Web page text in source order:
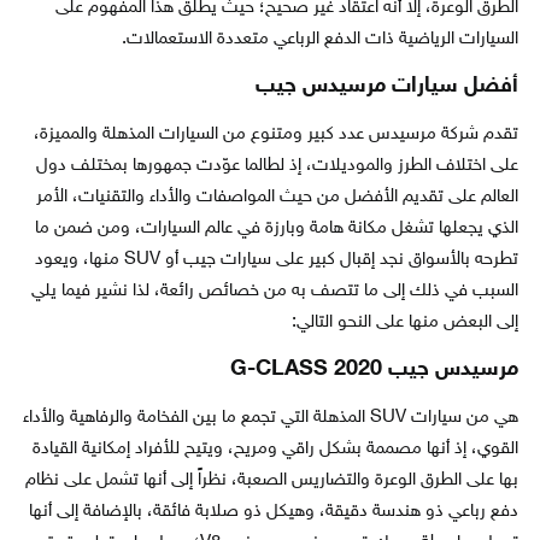
الطرق الوعرة، إلا أنه اعتقاد غير صحيح؛ حيث يطلق هذا المفهوم على
السيارات الرياضية ذات الدفع الرباعي متعددة الاستعمالات.
أفضل سيارات مرسيدس جيب
تقدم شركة مرسيدس عدد كبير ومتنوع من السيارات المذهلة والمميزة،
على اختلاف الطرز والموديلات، إذ لطالما عوّدت جمهورها بمختلف دول
العالم على تقديم الأفضل من حيث المواصفات والأداء والتقنيات، الأمر
الذي يجعلها تشغل مكانة هامة وبارزة في عالم السيارات، ومن ضمن ما
تطرحه بالأسواق نجد إقبال كبير على سيارات جيب أو SUV منها، ويعود
السبب في ذلك إلى ما تتصف به من خصائص رائعة، لذا نشير فيما يلي
إلى البعض منها على النحو التالي:
مرسيدس جيب G-CLASS 2020
هي من سيارات SUV المذهلة التي تجمع ما بين الفخامة والرفاهية والأداء
القوي، إذ أنها مصممة بشكل راقي ومريح، ويتيح للأفراد إمكانية القيادة
بها على الطرق الوعرة والتضاريس الصعبة، نظراً إلى أنها تشمل على نظام
دفع رباعي ذو هندسة دقيقة، وهيكل ذو صلابة فائقة، بالإضافة إلى أنها